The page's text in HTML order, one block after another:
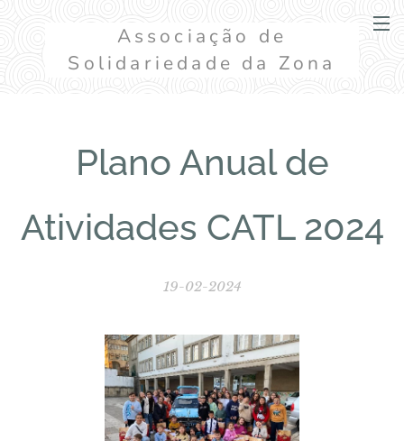
Associação de
Solidariedade da Zona
Plano Anual de
Atividades CATL 2024
19-02-2024